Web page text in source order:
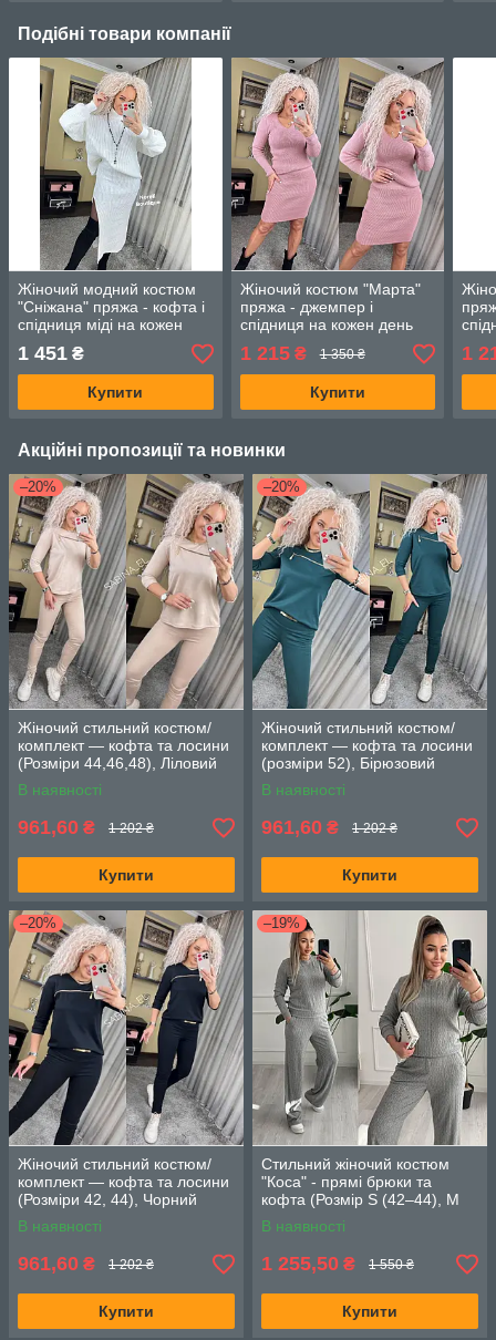
Подібні товари компанії
Жіночий модний костюм
"Сніжана" пряжа - кофта і
спідниця міді на кожен
день (Onesize (42-50)),
Молоко
1 451 ₴
Купити
Жіночий костюм "Марта"
пряжа - джемпер і
спідниця на кожен день
(Onesize 42-46), Пудра
1 215₴ 1 350 ₴
Купити
1
Акційні пропозиції та новинки
–20%
Жіночий стильний костюм/
комплект — кофта та лосини
(Розміри 44,46,48), Ліловий
В наявності
961,60 ₴ 1 202 ₴
Купити
–20%
Жіночий стильний костюм/
комплект — кофта та лосини
(розміри 52), Бірюзовий
В наявності
961,60 ₴ 1 202 ₴
Купити
–20%
Жіночий стильний костюм/
комплект — кофта та лосини
(Розміри 42, 44), Чорний
В наявності
961,60 ₴ 1 202 ₴
Купити
–19%
Стильний жіночий костюм
"Коса" - прямі брюки та
кофта (Розмір S (42–44), M
(46–48), L (50–52)), Сірий
В наявності
1 255,50 ₴ 1 550 ₴
Купити